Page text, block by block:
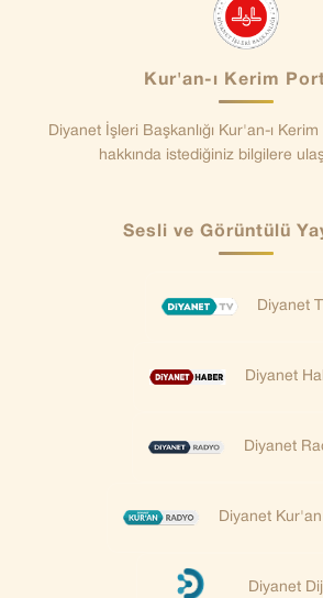
Kur'an-ı Kerim
Diyanet İşleri Başkanlığı Kur'an-ı
hakkında istediğiniz bilgilere
Sesli ve Görüntülü
Diyanet
Diyanet
Diyanet
Diyanet
Diyanet